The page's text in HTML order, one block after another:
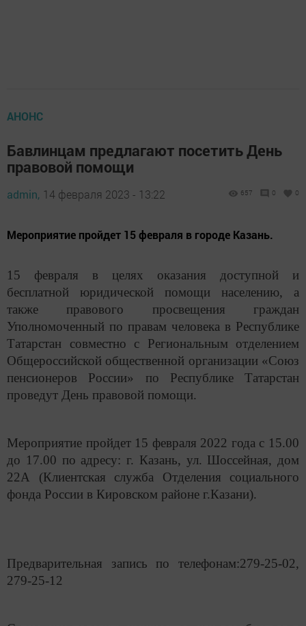
АНОНС
Бавлинцам предлагают посетить День
правовой помощи
admin, 14 февраля 2023 - 13:22 657 0 0
Мероприятие пройдет 15 февраля в городе Казань.
15 февраля в целях оказания доступной и
бесплатной юридической помощи населению, а
также правового просвещения граждан
Уполномоченный по правам человека в Республике
Татарстан совместно с Региональным отделением
Общероссийской общественной организации «Союз
пенсионеров России» по Республике Татарстан
проведут День правовой помощи.
Мероприятие пройдет 15 февраля 2022 года с 15.00
до 17.00 по адресу: г. Казань, ул. Шоссейная, дом
22А (Клиентская служба Отделения социального
фонда России в Кировском районе г.Казани).
Предварительная запись по телефонам:279-25-02,
279-25-12